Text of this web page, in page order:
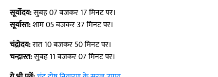
सूर्योदय:सुबह 07 बजकर 17 मिनट पर।
सूर्यास्त:शाम 05 बजकर 37 मिनट पर।
चंद्रोदय:रात 10 बजकर 50 मिनट पर।
चन्द्रास्त:सुबह 11 बजकर 07 मिनट पर।